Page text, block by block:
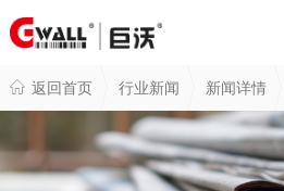
返回首页 行业新闻 新闻详情